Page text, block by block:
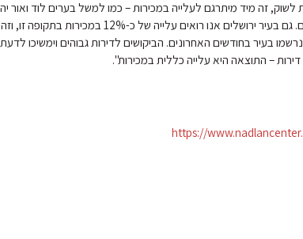
זה מיד מיתרגם לעלייה במכירות – כמו למשל בערים לוד ואור
בתוך שלושה חודשים. גם בעיר ירושלים אנו רואים עלייה
בעיר בחודשים האחרונים. הביקושים לדירות גבוהים וימשיכו
– התוצאה היא עלייה כללית במכירות".
https://